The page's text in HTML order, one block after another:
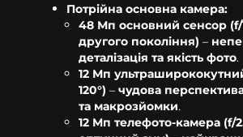
Потрійна основна камера:
48 Мп основний сенсор (f/
другого покоління) –
деталізація та якість фото.
12 Мп
120°) – чудова
та макрозйомки.
12 Мп телефото-камера (f/